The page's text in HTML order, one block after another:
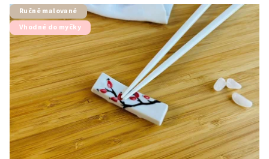
Ručně malované
Vhodné do myčky